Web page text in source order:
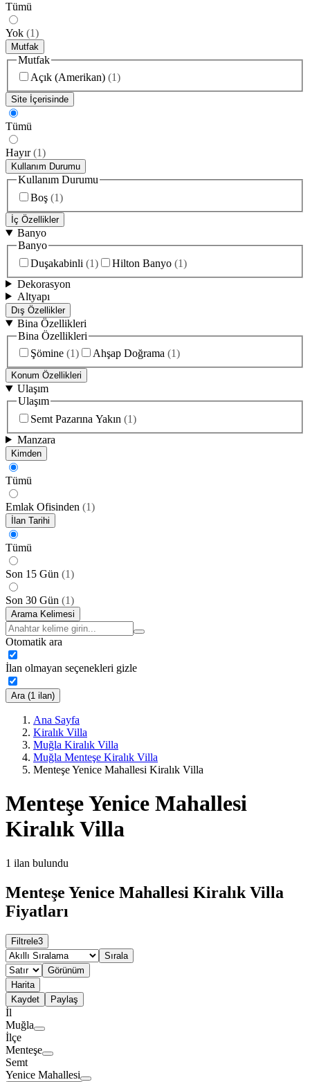
Tümü
Yok (1)
Mutfak
Mutfak
Açık (Amerikan) (1)
Site İçerisinde
Tümü
Hayır (1)
Kullanım Durumu
Kullanım Durumu
Boş (1)
İç Özellikler
Banyo
Banyo
Duşakabinli (1) Hilton Banyo (1)
Dekorasyon
Altyapı
Dış Özellikler
Bina Özellikleri
Bina Özellikleri
Şömine (1) Ahşap Doğrama (1)
Konum Özellikleri
Ulaşım
Ulaşım
Semt Pazarına Yakın (1)
Manzara
Kimden
Tümü
Emlak Ofisinden (1)
İlan Tarihi
Tümü
Son 15 Gün (1)
Son 30 Gün (1)
Arama Kelimesi
Otomatik ara
İlan olmayan seçenekleri gizle
Ara (1 ilan)
Ana Sayfa
Kiralık Villa
Muğla Kiralık Villa
Muğla Menteşe Kiralık Villa
Menteşe Yenice Mahallesi Kiralık Villa
Menteşe Yenice Mahallesi
Kiralık Villa
1 ilan bulundu
Menteşe Yenice Mahallesi Kiralık Villa
Fiyatları
Filtrele3
Sırala
Görünüm
Harita
Kaydet
Paylaş
İl
Muğla
İlçe
Menteşe
Semt
Yenice Mahallesi